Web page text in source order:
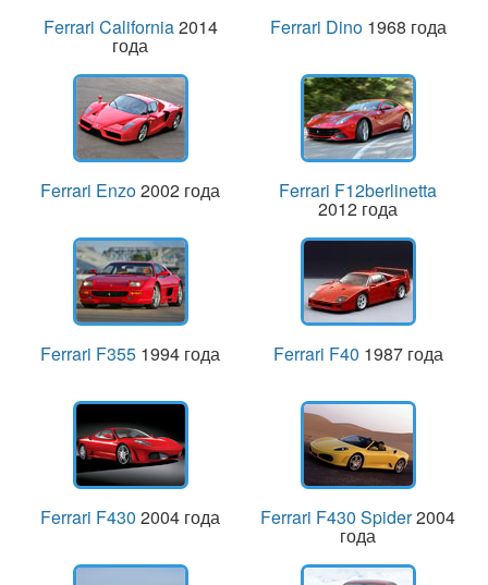
Ferrari California2014
года
Ferrari Dino1968 года
Ferrari Enzo2002 года Ferrari F12berlinetta
2012 года
Ferrari F355 1994 года Ferrari F40 1987 года
Ferrari F430 2004 года Ferrari F430 Spider2004
года